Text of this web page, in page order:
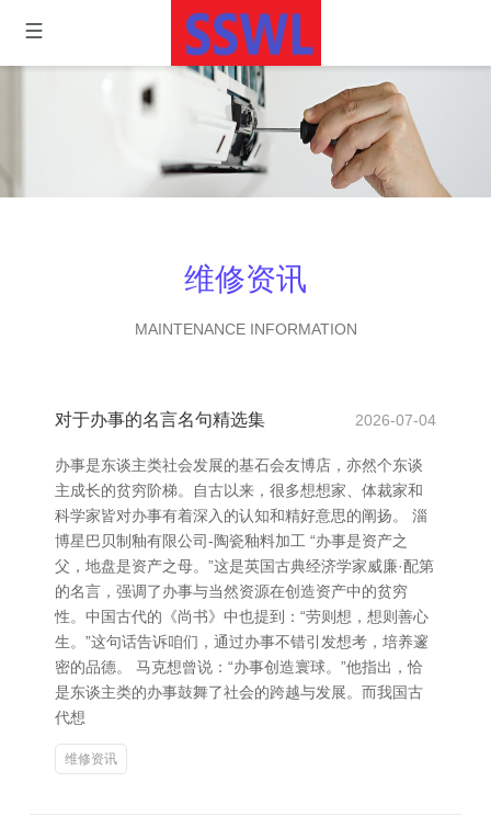
维修资讯
MAINTENANCE INFORMATION
对于办事的名言名句精选集 2026-07-04
办事是东谈主类社会发展的基石会友博店，亦然个东谈
主成长的贫穷阶梯。自古以来，很多想想家、体裁家和
科学家皆对办事有着深入的认知和精好意思的阐扬。 淄
博星巴贝制釉有限公司-陶瓷釉料加工 “办事是资产之
父，地盘是资产之母。”这是英国古典经济学家威廉·配第
的名言，强调了办事与当然资源在创造资产中的贫穷
性。中国古代的《尚书》中也提到：“劳则想，想则善心
生。”这句话告诉咱们，通过办事不错引发想考，培养邃
密的品德。 马克想曾说：“办事创造寰球。”他指出，恰
是东谈主类的办事鼓舞了社会的跨越与发展。而我国古
代想
维修资讯